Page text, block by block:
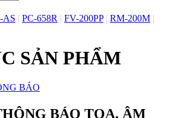
AS | PC-658R | FV-200PP | RM-200M |
SẢN PHẨM
BÁO
BÁO TOA, ÂM